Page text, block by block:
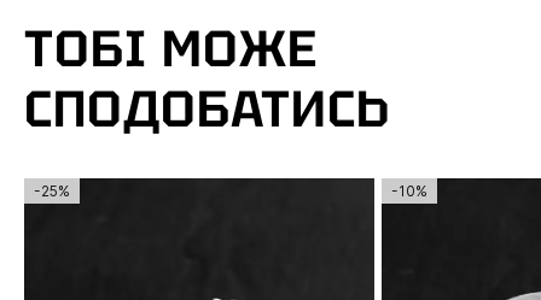
ТОБІ МОЖЕ
СПОДОБАТИСЬ
-25% -10%